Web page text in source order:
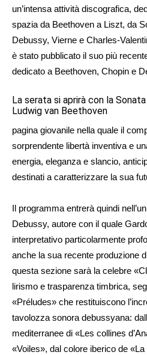
un’intensa attività discografica,
spazia da Beethoven a Liszt, da
Debussy, Vierne e Charles-
è stato pubblicato il suo più
dedicato a Beethoven, Chopin e
La serata si aprirà con la
Ludwig van Beethoven
pagina giovanile nella quale il
sorprendente libertà inventiva e
energia, eleganza e slancio,
destinati a caratterizzare la sua
Il programma entrerà quindi
Debussy, autore con il quale
interpretativo particolarmente
anche la sua recente produzione
questa sezione sarà la celebre
lirismo e trasparenza timbrica,
«Préludes» che restituiscono
tavolozza sonora debussyana:
mediterranee di «Les collines
«Voiles», dal colore iberico de